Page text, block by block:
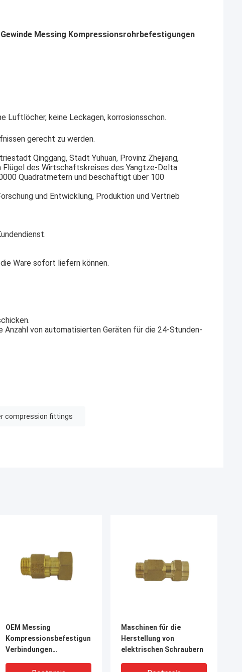
Messing Kompressionsrohrbefestigungen
Luftlöcher, keine Leckagen, korrosionsschon.
gerecht zu werden.
Qinggang, Stadt Yuhuan, Provinz Zhejiang,
des Wirtschaftskreises des Yangtze-Delta.
Quadratmetern und beschäftigt über 100
und Entwicklung, Produktion und Vertrieb
Ware sofort liefern können.
von automatisierten Geräten für die 24-Stunden-
compression fittings
OEM Messing
Kompressionsbefestigungen
Verbindungen
Maschinen für die
Herstellung von
elektrischen Schraubern